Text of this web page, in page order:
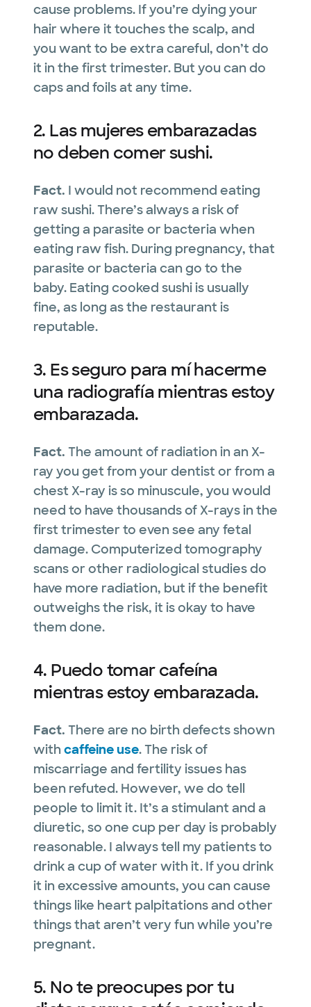
cause problems. If you’re dying your
hair where it touches the scalp, and
you want to be extra careful, don’t do
it in the first trimester. But you can do
caps and foils at any time.
2. Las mujeres embarazadas
no deben comer sushi.
Fact. I would not recommend eating
raw sushi. There’s always a risk of
getting a parasite or bacteria when
eating raw fish. During pregnancy, that
parasite or bacteria can go to the
baby. Eating cooked sushi is usually
fine, as long as the restaurant is
reputable.
3. Es seguro para mí hacerme
una radiografía mientras estoy
embarazada.
Fact. The amount of radiation in an X-
ray you get from your dentist or from a
chest X-ray is so minuscule, you would
need to have thousands of X-rays in the
first trimester to even see any fetal
damage. Computerized tomography
scans or other radiological studies do
have more radiation, but if the benefit
outweighs the risk, it is okay to have
them done.
4. Puedo tomar cafeína
mientras estoy embarazada.
Fact. There are no birth defects shown
with caffeine use. The risk of
miscarriage and fertility issues has
been refuted. However, we do tell
people to limit it. It’s a stimulant and a
diuretic, so one cup per day is probably
reasonable. I always tell my patients to
drink a cup of water with it. If you drink
it in excessive amounts, you can cause
things like heart palpitations and other
things that aren’t very fun while you’re
pregnant.
5. No te preocupes por tu